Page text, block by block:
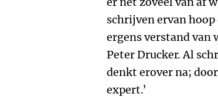
schrijven ervan
ergens verstand van
Peter Drucker. Al
denkt erover na;
expert.’